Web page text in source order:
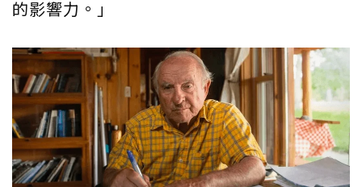
的影響力。」